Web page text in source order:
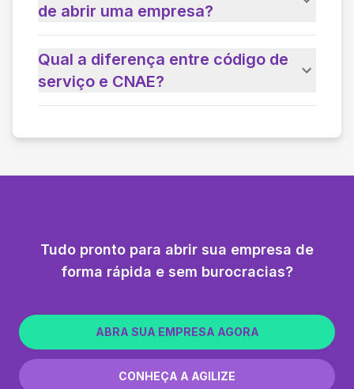
de abrir uma empresa?
Qual a diferença entre código de
serviço e CNAE?
Tudo pronto para abrir sua empresa de
forma rápida e sem burocracias?
ABRA SUA EMPRESA AGORA
CONHEÇA A AGILIZE